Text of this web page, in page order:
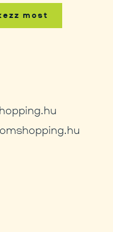
most